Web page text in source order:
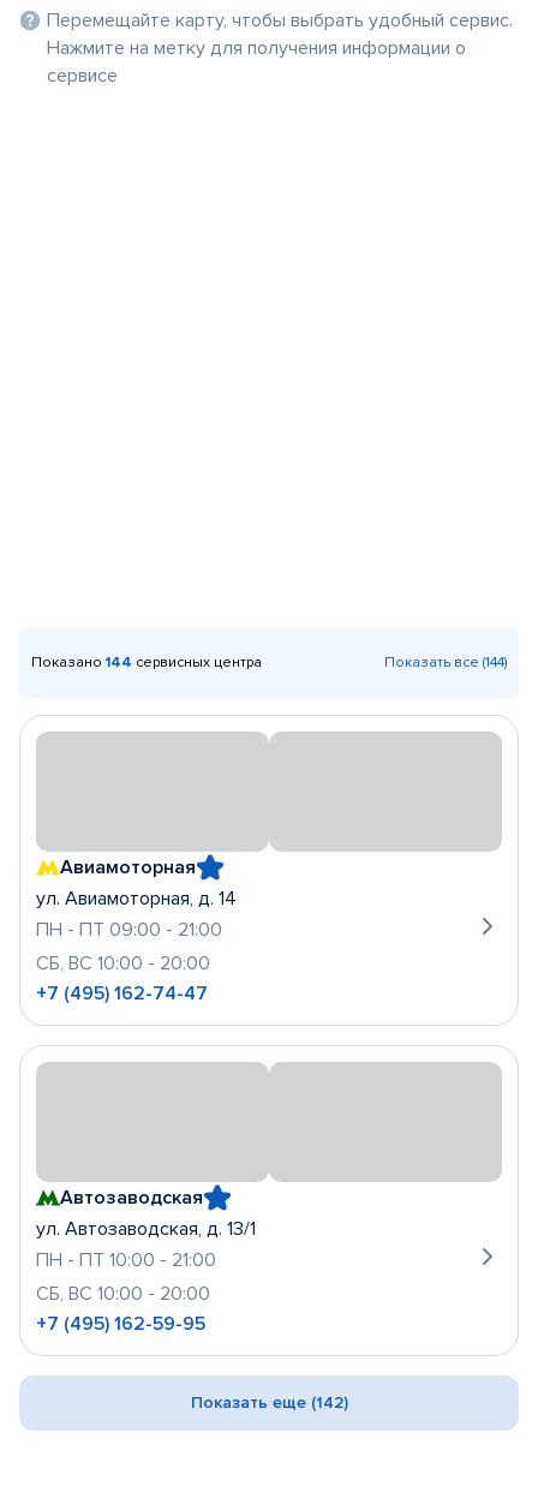
Перемещайте карту, чтобы выбрать удобный сервис.
Нажмите на метку для получения информации о
сервисе
Показано 144 сервисных центра Показать все (144)
Авиамоторная
ул. Авиамоторная, д. 14
ПН - ПТ 09:00 - 21:00
СБ, ВС 10:00 - 20:00
+7 (495) 162-74-47
Автозаводская
ул. Автозаводская, д. 13/1
ПН - ПТ 10:00 - 21:00
СБ, ВС 10:00 - 20:00
+7 (495) 162-59-95
Показать еще (142)